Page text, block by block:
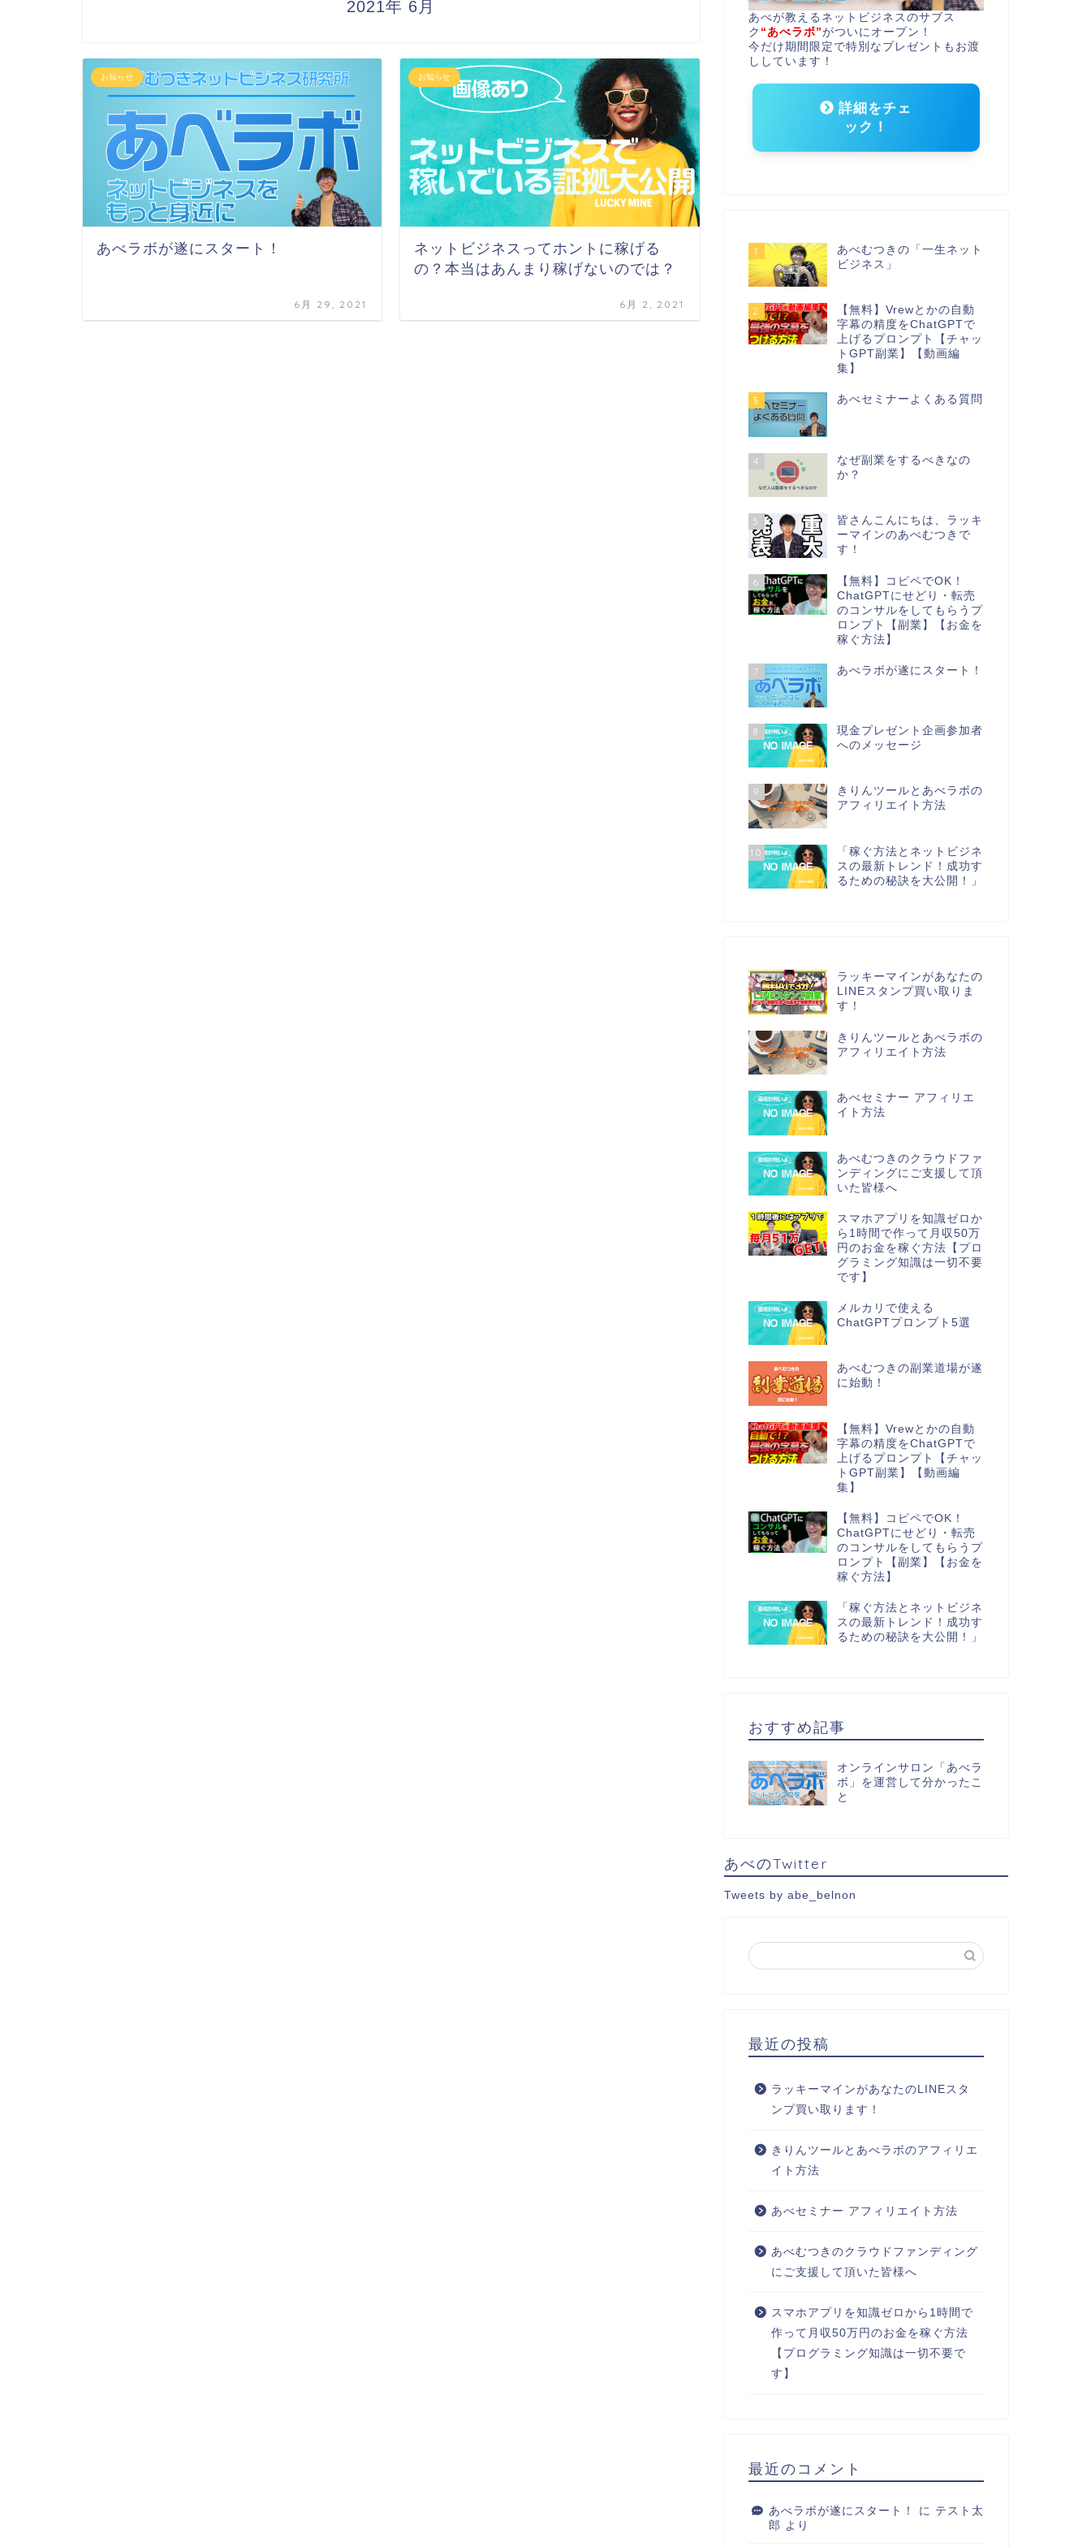
2021年 6月
お知らせ
あべラボが遂にスタート！
6月 29, 2021
お知らせ
ネットビジネスってホントに稼げる
の？本当はあんまり稼げないのでは？
6月 2, 2021
あべが教えるネットビジネスのサブス
ク “あべラボ”がついにオープン！
今だけ期間限定で特別なプレゼントもお渡
ししています！
詳細をチェ
ック！
1
あべむつきの「一生ネット
ビジネス」
2
【無料】Vrewとかの自動
字幕の精度をChatGPTで
上げるプロンプト【チャッ
トGPT副業】【動画編
集】
3 あべセミナーよくある質問
4
なぜ副業をするべきなの
か？
5
皆さんこんにちは、ラッキ
ーマインのあべむつきで
す！
6
【無料】コピペでOK！
ChatGPTにせどり・転売
のコンサルをしてもらうプ
ロンプト【副業】【お金を
稼ぐ方法】
7 あべラボが遂にスタート！
8
現金プレゼント企画参加者
へのメッセージ
9
きりんツールとあべラボの
アフィリエイト方法
10
「稼ぐ方法とネットビジネ
スの最新トレンド！成功す
るための秘訣を大公開！」
ラッキーマインがあなたの
LINEスタンプ買い取りま
す！
きりんツールとあべラボの
アフィリエイト方法
あべセミナー アフィリエ
イト方法
あべむつきのクラウドファ
ンディングにご支援して頂
いた皆様へ
スマホアプリを知識ゼロか
ら1時間で作って月収50万
円のお金を稼ぐ方法【プロ
グラミング知識は一切不要
です】
メルカリで使える
ChatGPTプロンプト5選
あべむつきの副業道場が遂
に始動！
【無料】Vrewとかの自動
字幕の精度をChatGPTで
上げるプロンプト【チャッ
トGPT副業】【動画編
集】
【無料】コピペでOK！
ChatGPTにせどり・転売
のコンサルをしてもらうプ
ロンプト【副業】【お金を
稼ぐ方法】
「稼ぐ方法とネットビジネ
スの最新トレンド！成功す
るための秘訣を大公開！」
おすすめ記事
オンラインサロン「あべラ
ボ」を運営して分かったこ
と
あべのTwitter
Tweets by abe_belnon
最近の投稿
ラッキーマインがあなたのLINEスタ
ンプ買い取ります！
きりんツールとあべラボのアフィリエ
イト方法
あべセミナー アフィリエイト方法
あべむつきのクラウドファンディング
にご支援して頂いた皆様へ
スマホアプリを知識ゼロから1時間で
作って月収50万円のお金を稼ぐ方法
【プログラミング知識は一切不要で
す】
最近のコメント
あべラボが遂にスタート！ に テスト太
郎 より